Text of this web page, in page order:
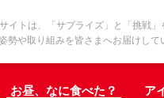
イトは、「サプライズ」と「挑戦」
勢や取り組みを皆さまへお届けして
お昼、なに食べた？ ア